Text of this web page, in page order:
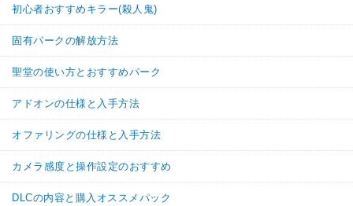
初心者おすすめキラー(殺人鬼)
固有パークの解放方法
聖堂の使い方とおすすめパーク
アドオンの仕様と入手方法
オファリングの仕様と入手方法
カメラ感度と操作設定のおすすめ
DLCの内容と購入オススメパック